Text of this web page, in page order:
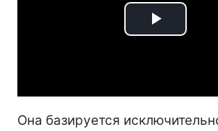
Play
Она базируется